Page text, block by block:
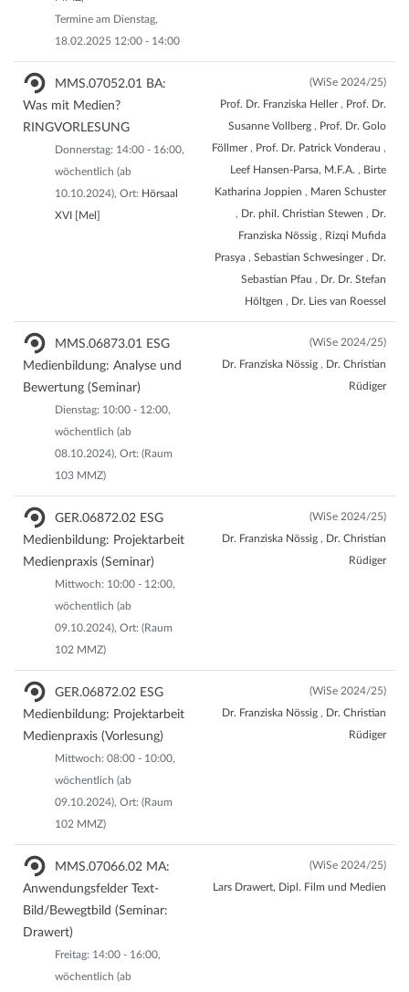
Termine am Dienstag,
18.02.2025 12:00 - 14:00
MMS.07052.01 BA:
Was mit Medien?
RINGVORLESUNG
Donnerstag: 14:00 - 16:00,
wöchentlich (ab
10.10.2024), Ort: Hörsaal
XVI [Mel]
(WiSe 2024/25)
Prof. Dr. Franziska Heller , Prof. Dr.
Susanne Vollberg , Prof. Dr. Golo
Föllmer , Prof. Dr. Patrick Vonderau ,
Leef Hansen-Parsa, M.F.A. , Birte
Katharina Joppien , Maren Schuster
, Dr. phil. Christian Stewen , Dr.
Franziska Nössig , Rizqi Mufida
Prasya , Sebastian Schwesinger , Dr.
Sebastian Pfau , Dr. Dr. Stefan
Höltgen , Dr. Lies van Roessel
MMS.06873.01 ESG
Medienbildung: Analyse und
Bewertung (Seminar)
Dienstag: 10:00 - 12:00,
wöchentlich (ab
08.10.2024), Ort: (Raum
103 MMZ)
(WiSe 2024/25)
Dr. Franziska Nössig , Dr. Christian
Rüdiger
GER.06872.02 ESG
Medienbildung: Projektarbeit
Medienpraxis (Seminar)
Mittwoch: 10:00 - 12:00,
wöchentlich (ab
09.10.2024), Ort: (Raum
102 MMZ)
(WiSe 2024/25)
Dr. Franziska Nössig , Dr. Christian
Rüdiger
GER.06872.02 ESG
Medienbildung: Projektarbeit
Medienpraxis (Vorlesung)
Mittwoch: 08:00 - 10:00,
wöchentlich (ab
09.10.2024), Ort: (Raum
102 MMZ)
(WiSe 2024/25)
Dr. Franziska Nössig , Dr. Christian
Rüdiger
MMS.07066.02 MA:
Anwendungsfelder Text-
Bild/Bewegtbild (Seminar:
Drawert)
Freitag: 14:00 - 16:00,
wöchentlich (ab
(WiSe 2024/25)
Lars Drawert, Dipl. Film und Medien